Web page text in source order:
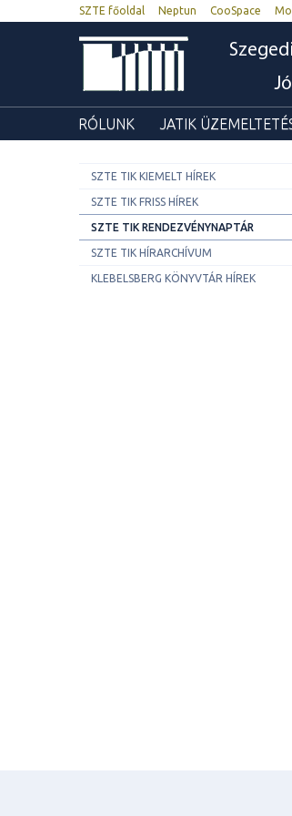
SZTE főoldal Neptun CooSpace
RÓLUNK JATIK
SZTE TIK KIEMELT HÍREK
SZTE TIK FRISS HÍREK
SZTE TIK RENDEZVÉNYNAPTÁR
SZTE TIK HÍRARCHÍVUM
KLEBELSBERG KÖNYVTÁR HÍREK